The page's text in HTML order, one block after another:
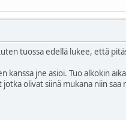
tuossa edellä lukee, että
kanssa jne asioi. Tuo alkokin
olivat siinä mukana niin